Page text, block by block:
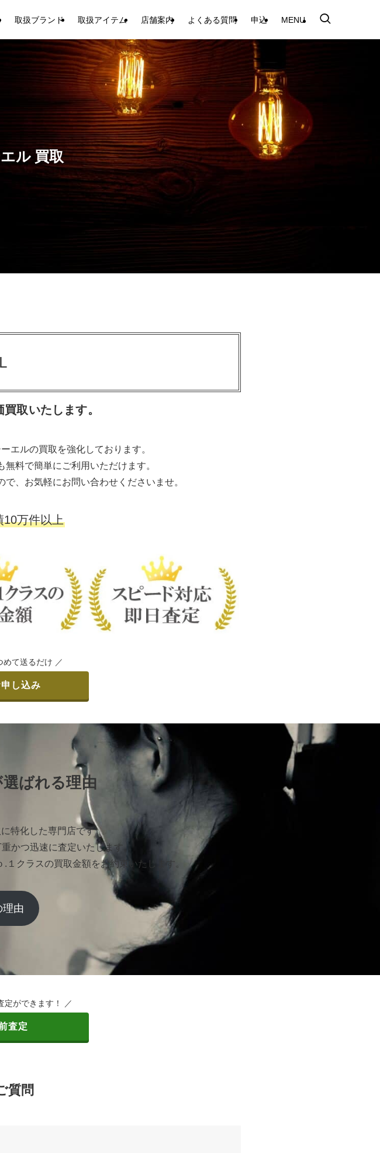
取扱ブランド 取扱アイテム 店舗案内 よくある質問 申込 MENU
ル 買取
取いたします。
エルの買取を強化しております。
料で簡単にご利用いただけます。
、お気軽にお問い合わせくださいませ。
10万件以上
めて送るだけ ／
し込み
ばれる理由
特化した専門店です。
かつ迅速に査定いたします。
１クラスの買取金額をお約束いたします。
理由
定ができます！ ／
査定
質問